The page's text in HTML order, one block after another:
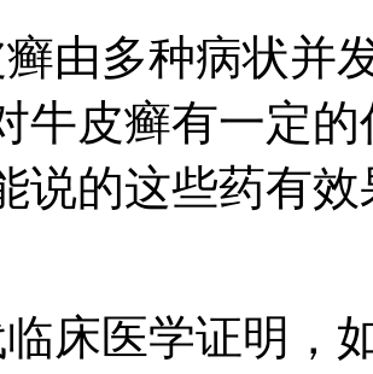
由多种病状并
牛皮癣有一定
说的这些药有
床医学证明，